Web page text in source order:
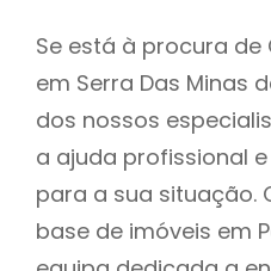
Se está à procura de
em Serra Das Minas
dos nossos
a ajuda profissional
para a sua situação.
base de imóveis em